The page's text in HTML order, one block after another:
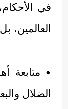
في
العالمين،
• متابعة
الضلال